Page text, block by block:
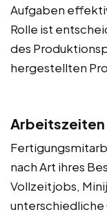
Aufgaben
Rolle ist
des
hergestellten
Arbeitszeiten
nach Art ihres
Vollzeitjobs,
unterschiedliche